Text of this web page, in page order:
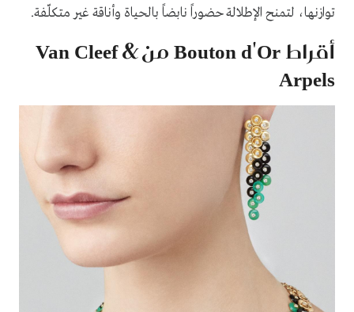
توازنها، لتمنح الإطلالة حضوراً نابضاً بالحياة وأناقة غير متكلّفة.
أقراط Bouton d'Or من Van Cleef &
Arpels